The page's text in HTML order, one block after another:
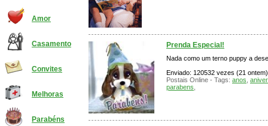
Amor
Casamento
Convites
Melhoras
Parabéns
Prenda Especial!
Nada como um terno puppy a
Enviado: 120532 vezes (21
Postais Online - Tags: anos
parabens